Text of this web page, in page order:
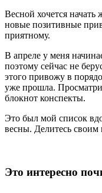
Весной хочется начать
новые позитивные
приятному.
В апреле у меня
поэтому сейчас не
этого привожу в
уже прошла.
блокнот конспекты.
Это был мой список
весны. Делитесь своим
Это интересно